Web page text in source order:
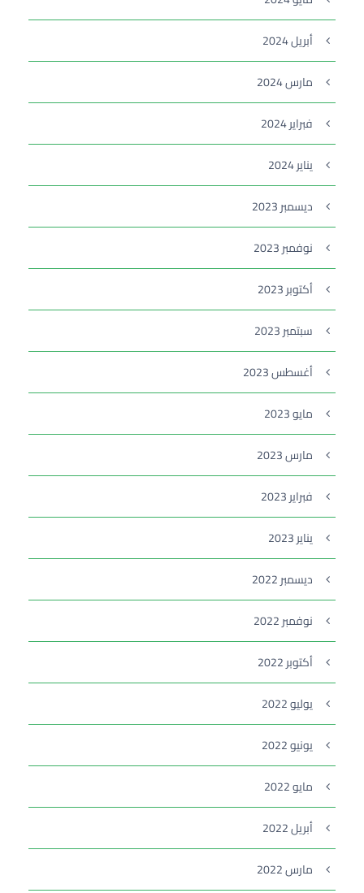
أبريل 2024
مارس 2024
فبراير 2024
يناير 2024
ديسمبر 2023
نوفمبر 2023
أكتوبر 2023
سبتمبر 2023
أغسطس 2023
مايو 2023
مارس 2023
فبراير 2023
يناير 2023
ديسمبر 2022
نوفمبر 2022
أكتوبر 2022
يوليو 2022
يونيو 2022
مايو 2022
أبريل 2022
مارس 2022